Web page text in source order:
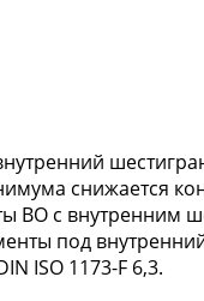
снижается
BO с
под
ISO 1173-F 6,3.